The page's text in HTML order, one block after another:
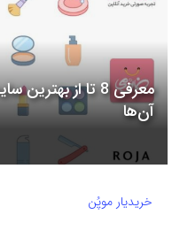
لینک
معرفی 8 تا از
آن‌ها
خریدیار موپُن